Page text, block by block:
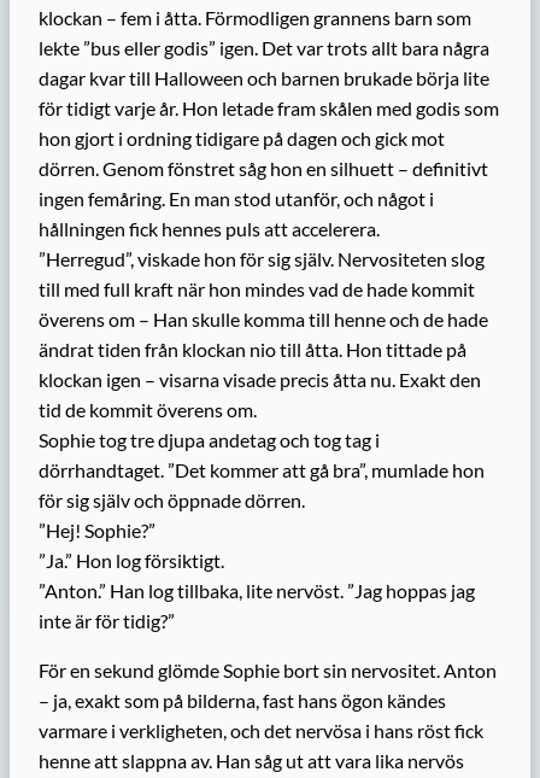
klockan – fem i åtta. Förmodligen grannens barn som
lekte ”bus eller godis” igen. Det var trots allt bara några
dagar kvar till Halloween och barnen brukade börja lite
för tidigt varje år. Hon letade fram skålen med godis som
hon gjort i ordning tidigare på dagen och gick mot
dörren. Genom fönstret såg hon en silhuett – definitivt
ingen femåring. En man stod utanför, och något i
hållningen fick hennes puls att accelerera.
”Herregud”, viskade hon för sig själv. Nervositeten slog
till med full kraft när hon mindes vad de hade kommit
överens om – Han skulle komma till henne och de hade
ändrat tiden från klockan nio till åtta. Hon tittade på
klockan igen – visarna visade precis åtta nu. Exakt den
tid de kommit överens om.
Sophie tog tre djupa andetag och tog tag i
dörrhandtaget. ”Det kommer att gå bra”, mumlade hon
för sig själv och öppnade dörren.
”Hej! Sophie?”
”Ja.” Hon log försiktigt.
”Anton.” Han log tillbaka, lite nervöst. ”Jag hoppas jag
inte är för tidig?”
För en sekund glömde Sophie bort sin nervositet. Anton
– ja, exakt som på bilderna, fast hans ögon kändes
varmare i verkligheten, och det nervösa i hans röst fick
henne att slappna av. Han såg ut att vara lika nervös